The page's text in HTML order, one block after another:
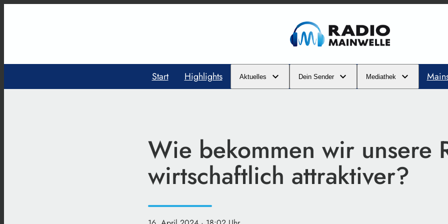
Start Highlights Aktuelles Dein Sender Mediathek
Wie bekommen wir unsere
wirtschaftlich attraktiver?